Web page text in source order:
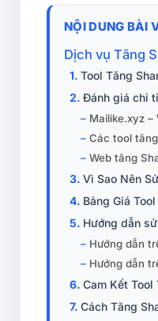
NỘI DUNG BÀI
Dịch vụ Tăng
Tool Tăng
Đánh giá chi
Mailike.xyz
Các tool
Web tăng
Vì Sao Nên
Bảng Giá
Hướng dẫn
Hướng dẫn
Hướng dẫn
Cam Kết
Cách Tăng